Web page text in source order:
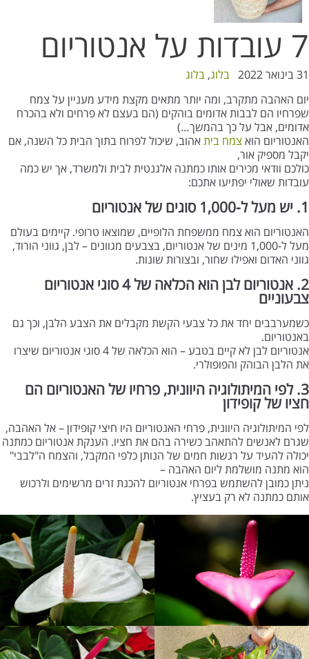
7 עובדות על אנטוריום
31 בינואר 2022 בלוג, בלוג
יום האהבה מתקרב, ומה יותר מתאים מקצת מידע מעניין על צמח
שפרחיו הם לבבות אדומים בוהקים (הם בעצם לא פרחים ולא בהכרח
אדומים, אבל על כך בהמשך…)
האנטוריום הוא צמח ביתאהוב, שיכול לפרוח בתוך הבית כל השנה, אם
יקבל מספיק אור,
כולכם וודאי מכירים אותו כמתנה אלגנטית לבית ולמשרד, אך יש כמה
עובדות שאולי יפתיעו אתכם:
1. יש מעל ל-1,000 סוגים של אנטוריום
האנטוריום הוא צמח ממשפחת הלופיים, שמוצאו טרופי. קיימים בעולם
מעל ל-1,000 מינים של אנטוריום, בצבעים מגוונים – לבן, גווני הורוד,
גווני האדום ואפילו שחור, ובצורות שונות.
2. אנטוריום לבן הוא הכלאה של 4 סוגי אנטוריום
צבעוניים
כשמערבבים יחד את כל צבעי הקשת מקבלים את הצבע הלבן, וכך גם
באנטוריום.
אנטוריום לבן לא קיים בטבע – הוא הכלאה של 4 סוגי אנטוריום שיצרו
את הלבן הבוהק והפופולרי.
3. לפי המיתולוגיה היוונית, פרחיו של האנטוריום הם
חציו של קופידון
לפי המיתולוגיה היוונית, פרחי האנטוריום היו חיצי קופידון – אל האהבה,
שגרם לאנשים להתאהב כשירה בהם את חציו. הענקת אנטוריום כמתנה
יכולה להעיד על רגשות חמים של הנותן כלפי המקבל, והצמח ה"לבבי"
הוא מתנה מושלמת ליום האהבה –
ניתן כמובן להשתמש בפרחי אנטוריום להכנת זרים מרשימים ולרכוש
אותם כמתנה לא רק בעציץ.